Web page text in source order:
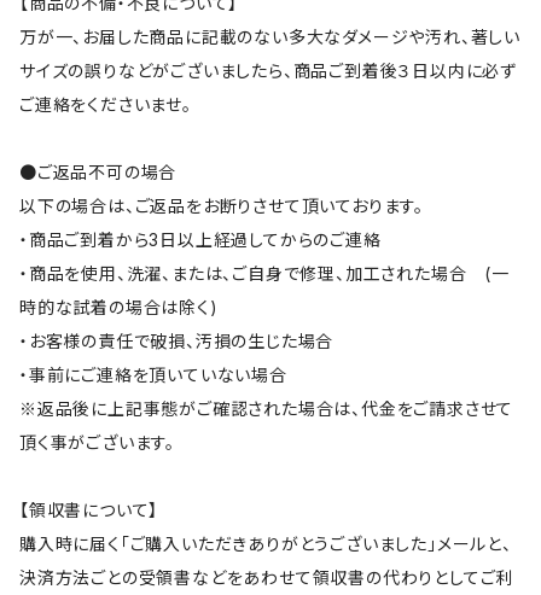
万が一、お届した商品に記載のない多大なダメージや汚れ、著しい
サイズの誤りなどがございましたら、商品ご到着後３日以内に必ず
ご連絡をくださいませ。
●ご返品不可の場合
以下の場合は、ご返品をお断りさせて頂いております。
・商品ご到着から3日以上経過してからのご連絡
・商品を使用、洗濯、または、ご自身で修理、加工された場合 (一
時的な試着の場合は除く)
・お客様の責任で破損、汚損の生じた場合
・事前にご連絡を頂いていない場合
※返品後に上記事態がご確認された場合は、代金をご請求させて
頂く事がございます。
【領収書について】
購入時に届く「ご購入いただきありがとうございました」メールと、
決済方法ごとの受領書などをあわせて領収書の代わりとしてご利